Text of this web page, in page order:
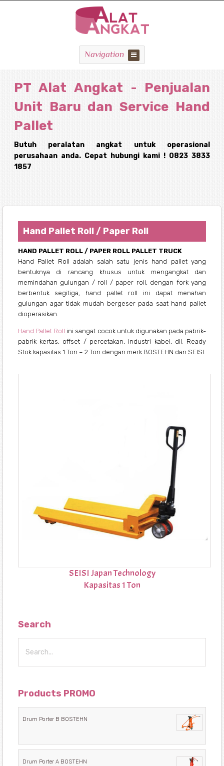
Navigation
PT Alat Angkat - Penjualan
Unit Baru dan Service Hand
Pallet
Butuh peralatan angkat untuk operasional
perusahaan anda. Cepat hubungi kami ! 0823 3833
1857
Hand Pallet Roll / Paper Roll
HAND PALLET ROLL / PAPER ROLL PALLET TRUCK
Hand Pallet Roll adalah salah satu jenis hand pallet yang
bentuknya di rancang khusus untuk mengangkat dan
memindahan gulungan / roll / paper roll, dengan fork yang
berbentuk segitiga, hand pallet roll ini dapat menahan
gulungan agar tidak mudah bergeser pada saat hand pallet
dioperasikan.
Hand Pallet Roll ini sangat cocok untuk digunakan pada pabrik-
pabrik kertas, offset / percetakan, industri kabel, dll. Ready
Stok kapasitas 1 Ton – 2 Ton dengan merk BOSTEHN dan SEISI.
SEISI Japan Technology
Kapasitas 1 Ton
Search
Products PROMO
Drum Porter B BOSTEHN
Drum Porter A BOSTEHN